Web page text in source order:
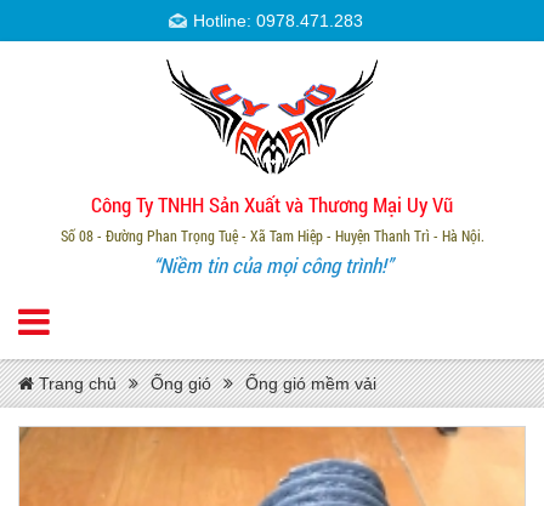
Hotline: 0978.471.283
Công Ty TNHH Sản Xuất và Thương Mại Uy Vũ
Số 08 - Đường Phan Trọng Tuệ - Xã Tam Hiệp - Huyện Thanh Trì - Hà Nội.
“Niềm tin của mọi công trình!”
Trang chủ Ống gió Ống gió mềm vải